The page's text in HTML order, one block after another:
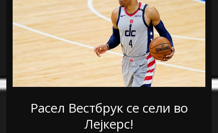
Расел Вестбрук се сели во
Лејкерс!